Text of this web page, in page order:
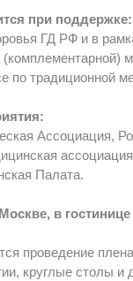
при поддержке:
ГД РФ и в
(комплементарной)
по
Ассоциация,
Палата.
в
проведение
круглые столы